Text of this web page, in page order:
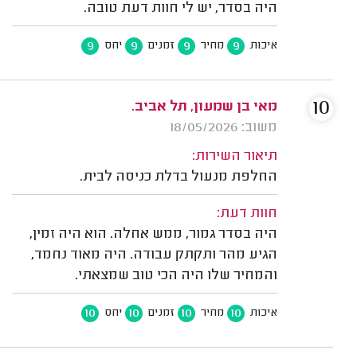
היה בסדר, יש לי חוות דעת טובה.
איכות 9 מחיר 9 זמנים 9 יחס 9
מאי בן שמעון, תל אביב.
משוב: 18/05/2026
תיאור השירות:
החלפת מנעול בדלת כניסה לבית.
חוות דעת:
היה בסדר גמור, ממש אחלה. הוא היה זמין,
הגיע מהר ותקתק עבודה. היה מאוד נחמד,
והמחיר שלו היה הכי טוב שמצאתי.
איכות 10 מחיר 10 זמנים 10 יחס 10
10